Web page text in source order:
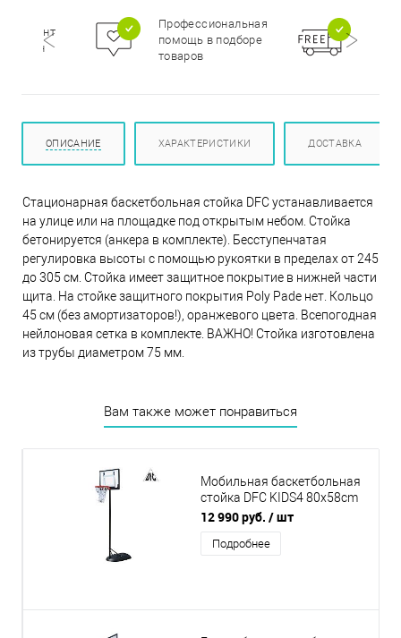
Профессиональная
помощь в подборе
товаров
ОПИСАНИЕ ХАРАКТЕРИСТИКИ ДОСТАВКА
Стационарная баскетбольная стойка DFC устанавливается
на улице или на площадке под открытым небом. Стойка
бетонируется (анкера в комплекте). Бесступенчатая
регулировка высоты с помощью рукоятки в пределах от 245
до 305 см. Стойка имеет защитное покрытие в нижней части
щита. На стойке защитного покрытия Poly Pade нет. Кольцо
45 см (без амортизаторов!), оранжевого цвета. Всепогодная
нейлоновая сетка в комплекте. ВАЖНО! Стойка изготовлена
из трубы диаметром 75 мм.
Вам также может понравиться
Мобильная баскетбольная
стойка DFC KIDS4 80x58cm
полиэтилен
12 990 руб. / шт
Подробнее